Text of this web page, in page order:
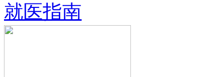
就医指南